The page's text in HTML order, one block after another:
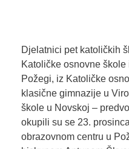
Djelatnici pet katoličkih
Katoličke osnovne
Požegi, iz Katoličke
klasične gimnazije u
škole u Novskoj –
okupili su se 23.
obrazovnom centru u